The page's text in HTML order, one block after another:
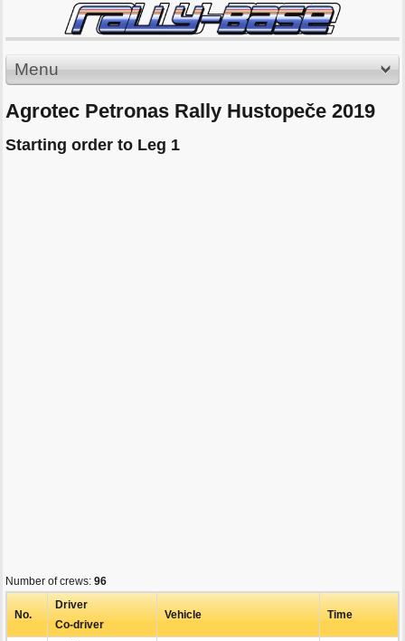
Menu
Agrotec Petronas Rally Hustopeče 2019
Starting order to Leg 1
Number of crews: 96
No.
Driver
Co-driver
Vehicle Time